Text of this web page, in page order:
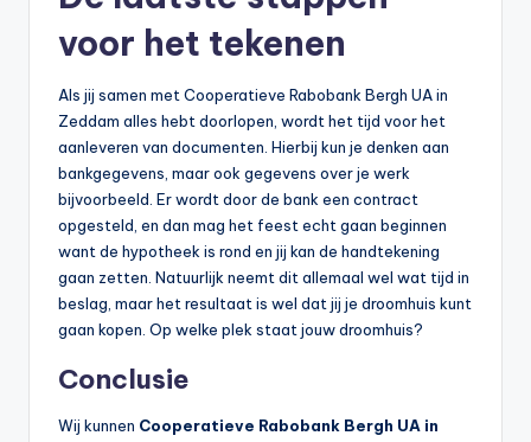
voor het tekenen
Als jij samen met Cooperatieve Rabobank Bergh UA in
Zeddam alles hebt doorlopen, wordt het tijd voor het
aanleveren van documenten. Hierbij kun je denken aan
bankgegevens, maar ook gegevens over je werk
bijvoorbeeld. Er wordt door de bank een contract
opgesteld, en dan mag het feest echt gaan beginnen
want de hypotheek is rond en jij kan de handtekening
gaan zetten. Natuurlijk neemt dit allemaal wel wat tijd in
beslag, maar het resultaat is wel dat jij je droomhuis kunt
gaan kopen. Op welke plek staat jouw droomhuis?
Conclusie
Wij kunnen Cooperatieve Rabobank Bergh UA in